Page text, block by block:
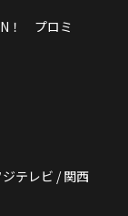
！ プロミ
テレビ / 関西